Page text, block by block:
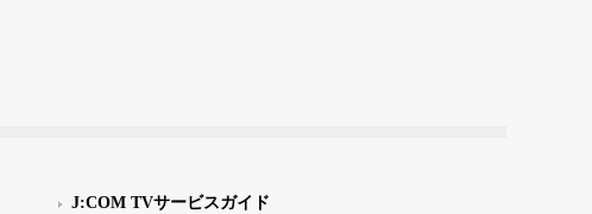
J:COM TVサービスガイド